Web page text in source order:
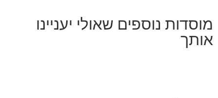
מוסדות נוספים שאולי יעניינו
אותך